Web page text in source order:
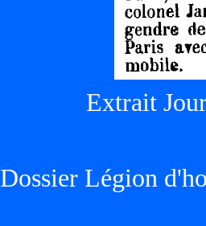
Extrait
Dossier Légion